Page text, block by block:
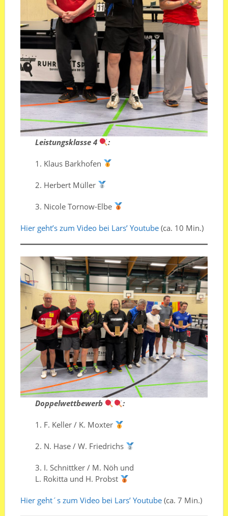
Leistungsklasse 4 :
1.⁠ ⁠Klaus Barkhofen
2.⁠ ⁠⁠Herbert Müller
3.⁠ ⁠⁠Nicole Tornow-Elbe
Hier geht’s zum Video bei Lars’ Youtube(ca. 10 Min.)
Doppelwettbewerb :
1.⁠ ⁠F. Keller / K. Moxter
2.⁠ ⁠⁠N. Hase / W. Friedrichs
3.⁠ ⁠⁠I. Schnittker / M. Nöh und
L. Rokitta und H. Probst
Hier geht´s zum Video bei Lars’ Youtube(ca. 7 Min.)